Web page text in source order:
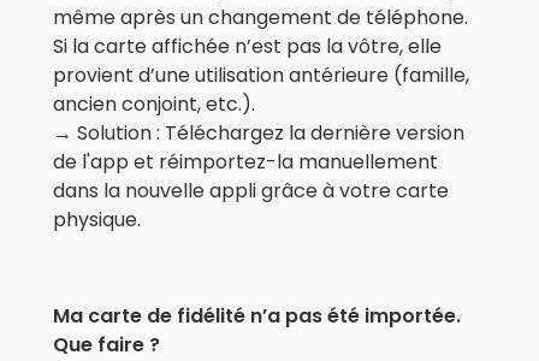
même après un changement de téléphone.
Si la carte affichée n’est pas la vôtre, elle
provient d’une utilisation antérieure (famille,
ancien conjoint, etc.).
→ Solution : Téléchargez la dernière version
de l'app et réimportez-la manuellement
dans la nouvelle appli grâce à votre carte
physique.
Ma carte de fidélité n’a pas été importée.
Que faire ?